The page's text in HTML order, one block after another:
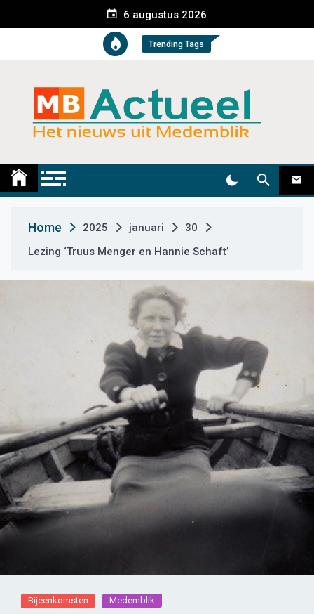
e
t
6 augustus 2026
Trending Tags
Medemblik Actueel
Home 2025 januari
30
Lezing ‘Truus Menger en Hannie Schaft’
Bijeenkomsten Medemblik